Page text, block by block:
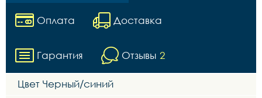
Оплата Доставка
Гарантия Отзывы 2
Цвет Черный/синий